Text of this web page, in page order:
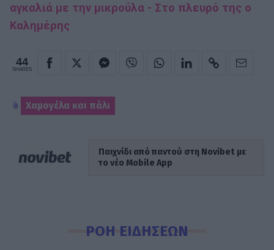
αγκαλιά με την μικρούλα - Στο πλευρό της ο
Καλημέρης
44
SHARES
Χαμογέλα και πάλι
Παιχνίδι από παντού στη Novibet με
το νέο Mobile App
ΡΟΗ ΕΙΔΗΣΕΩΝ